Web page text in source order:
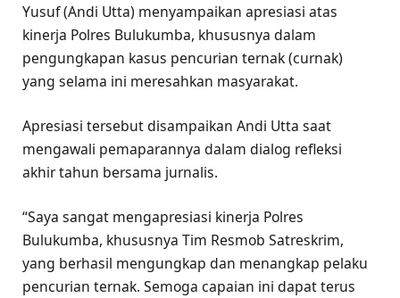
Yusuf (Andi Utta) menyampaikan apresiasi atas
kinerja Polres Bulukumba, khususnya dalam
pengungkapan kasus pencurian ternak (curnak)
yang selama ini meresahkan masyarakat.
Apresiasi tersebut disampaikan Andi Utta saat
mengawali pemaparannya dalam dialog refleksi
akhir tahun bersama jurnalis.
“Saya sangat mengapresiasi kinerja Polres
Bulukumba, khususnya Tim Resmob Satreskrim,
yang berhasil mengungkap dan menangkap pelaku
pencurian ternak. Semoga capaian ini dapat terus